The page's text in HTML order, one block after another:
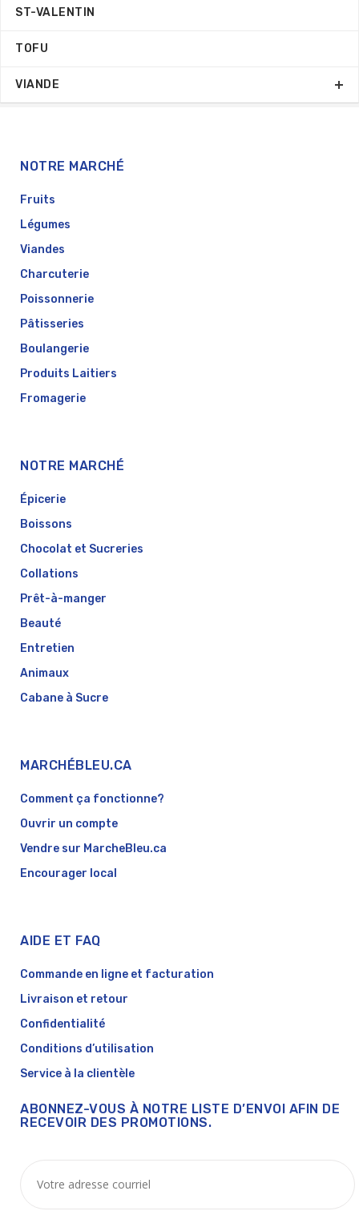
ST-VALENTIN
TOFU
VIANDE
NOTRE MARCHÉ
Fruits
Légumes
Viandes
Charcuterie
Poissonnerie
Pâtisseries
Boulangerie
Produits Laitiers
Fromagerie
NOTRE MARCHÉ
Épicerie
Boissons
Chocolat et Sucreries
Collations
Prêt-à-manger
Beauté
Entretien
Animaux
Cabane à Sucre
MARCHÉBLEU.CA
Comment ça fonctionne?
Ouvrir un compte
Vendre sur MarcheBleu.ca
Encourager local
AIDE ET FAQ
Commande en ligne et facturation
Livraison et retour
Confidentialité
Conditions d’utilisation
Service à la clientèle
ABONNEZ-VOUS À NOTRE LISTE D’ENVOI AFIN DE
RECEVOIR DES PROMOTIONS.